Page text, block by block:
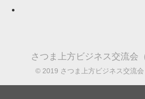
さつま上方ビジネス交流会
© 2019 さつま上方ビジネス交流会